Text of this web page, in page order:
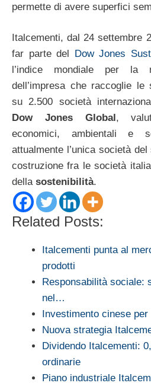
permette di avere superfici
Italcementi, dal 24 settembre
far parte del
Dow Jones
l’indice mondiale per la
dell’impresa che raccoglie le
su 2.500 società
Dow Jones Global ,
economici, ambientali e
attualmente l’unica società
costruzione fra le società
della sostenibilità.
Related Posts:
Italcementi punta al
prodotti
Responsabilità sociale:
nel…
Investimento cinese
Nuova strategia
Dividendo Italcementi:
ordinarie
Piano industriale